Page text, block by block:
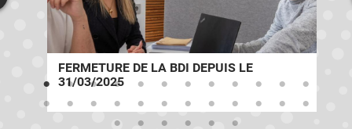
FERMETURE DE LA BDI DEPUIS LE
31/03/2025